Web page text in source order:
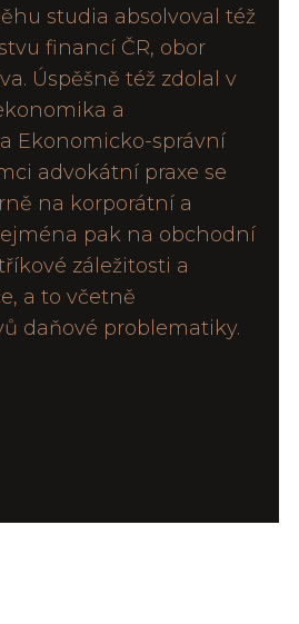
studia absolvoval též
financí ČR, obor
Úspěšně též zdolal v
a
Ekonomicko-správní
advokátní praxe se
na korporátní a
pak na obchodní
záležitosti a
a to včetně
daňové problematiky.